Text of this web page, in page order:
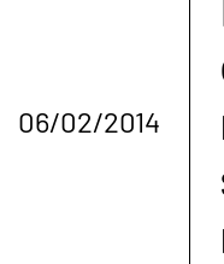
06/02/2014